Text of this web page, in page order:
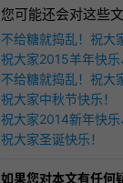
您可能还会对这些文
不给糖就捣乱！祝大
祝大家2015羊年快乐
不给糖就捣乱！祝大
祝大家中秋节快乐！
祝大家2014新年快乐
祝大家圣诞快乐！
如果您对本文有任何